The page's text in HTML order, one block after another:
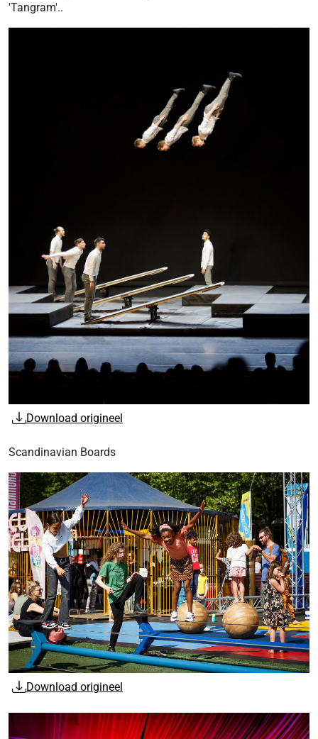
'Tangram'..
Download origineel
Scandinavian Boards
Download origineel